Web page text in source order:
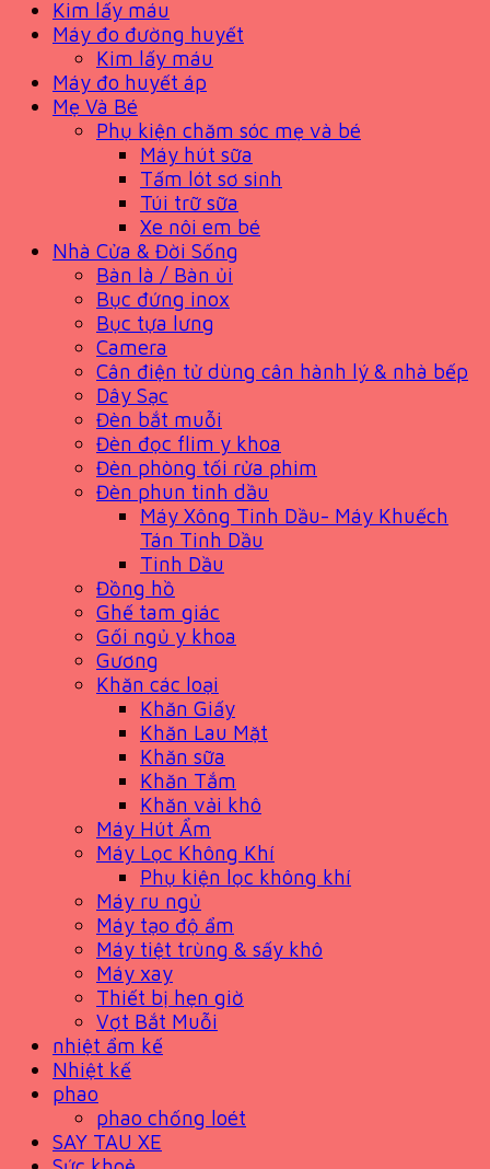
Kim lấy máu
Máy đo đường huyết
Kim lấy máu
Máy đo huyết áp
Mẹ Và Bé
Phụ kiện chăm sóc mẹ và bé
Máy hút sữa
Tấm lót sơ sinh
Túi trữ sữa
Xe nôi em bé
Nhà Cửa & Đời Sống
Bàn là / Bàn ủi
Bục đứng inox
Bục tựa lưng
Camera
Cân điện tử dùng cân hành lý & nhà bếp
Dây Sạc
Đèn bắt muỗi
Đèn đọc flim y khoa
Đèn phòng tối rửa phim
Đèn phun tinh dầu
Máy Xông Tinh Dầu- Máy Khuếch
Tán Tinh Dầu
Tinh Dầu
Đồng hồ
Ghế tam giác
Gối ngủ y khoa
Gương
Khăn các loại
Khăn Giấy
Khăn Lau Mặt
Khăn sữa
Khăn Tắm
Khăn vải khô
Máy Hút Ẩm
Máy Lọc Không Khí
Phụ kiện lọc không khí
Máy ru ngủ
Máy tạo độ ẩm
Máy tiệt trùng & sấy khô
Máy xay
Thiết bị hẹn giờ
Vợt Bắt Muỗi
nhiệt ẩm kế
Nhiệt kế
phao
phao chống loét
SAY TAU XE